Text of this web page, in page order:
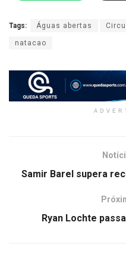
Tags: Águas abertas
natacao
Samir Barel supera
Ryan Lochte